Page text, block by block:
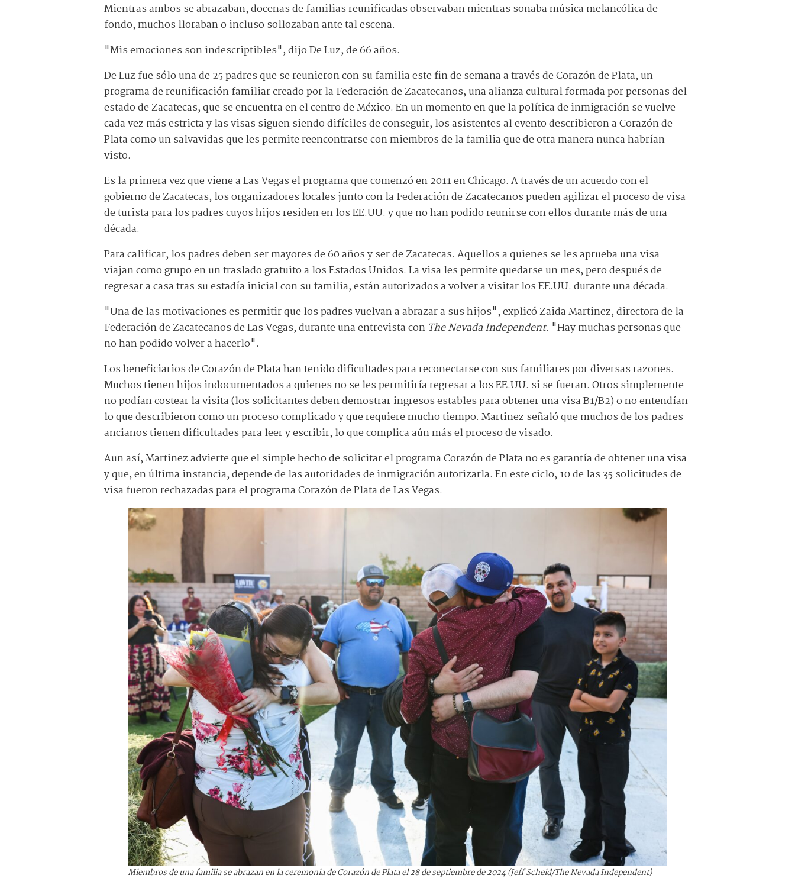
Mientras ambos se abrazaban, docenas de familias reunificadas observaban mientras sonaba música melancólica de
fondo, muchos lloraban o incluso sollozaban ante tal escena.
"Mis emociones son indescriptibles", dijo De Luz, de 66 años.
De Luz fue sólo una de 25 padres que se reunieron con su familia este fin de semana a través de Corazón de Plata, un
programa de reunificación familiar creado por la Federación de Zacatecanos, una alianza cultural formada por personas del
estado de Zacatecas, que se encuentra en el centro de México. En un momento en que la política de inmigración se vuelve
cada vez más estricta y las visas siguen siendo difíciles de conseguir, los asistentes al evento describieron a Corazón de
Plata como un salvavidas que les permite reencontrarse con miembros de la familia que de otra manera nunca habrían
visto.
Es la primera vez que viene a Las Vegas el programa que comenzó en 2011 en Chicago. A través de un acuerdo con el
gobierno de Zacatecas, los organizadores locales junto con la Federación de Zacatecanos pueden agilizar el proceso de visa
de turista para los padres cuyos hijos residen en los EE.UU. y que no han podido reunirse con ellos durante más de una
década.
Para calificar, los padres deben ser mayores de 60 años y ser de Zacatecas. Aquellos a quienes se les aprueba una visa
viajan como grupo en un traslado gratuito a los Estados Unidos. La visa les permite quedarse un mes, pero después de
regresar a casa tras su estadía inicial con su familia, están autorizados a volver a visitar los EE.UU. durante una década.
"Una de las motivaciones es permitir que los padres vuelvan a abrazar a sus hijos", explicó Zaida Martinez, directora de la
Federación de Zacatecanos de Las Vegas, durante una entrevista con The Nevada Independent. "Hay muchas personas que
no han podido volver a hacerlo".
Los beneficiarios de Corazón de Plata han tenido dificultades para reconectarse con sus familiares por diversas razones.
Muchos tienen hijos indocumentados a quienes no se les permitiría regresar a los EE.UU. si se fueran. Otros simplemente
no podían costear la visita (los solicitantes deben demostrar ingresos estables para obtener una visa B1/B2) o no entendían
lo que describieron como un proceso complicado y que requiere mucho tiempo. Martinez señaló que muchos de los padres
ancianos tienen dificultades para leer y escribir, lo que complica aún más el proceso de visado.
Aun así, Martinez advierte que el simple hecho de solicitar el programa Corazón de Plata no es garantía de obtener una visa
y que, en última instancia, depende de las autoridades de inmigración autorizarla. En este ciclo, 10 de las 35 solicitudes de
visa fueron rechazadas para el programa Corazón de Plata de Las Vegas.
Miembros de una familia se abrazan en la ceremonia de Corazón de Plata el 28 de septiembre de 2024 (Jeff Scheid/The Nevada Independent)